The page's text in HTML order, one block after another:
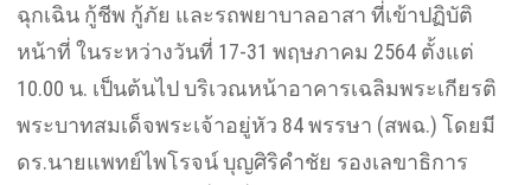
ฉุกเฉิน กู้ชีพ กู้ภัย และรถพยาบาลอาสา ที่เข้าปฏิบัติ
หน้าที่ ในระหว่างวันที่ 17-31 พฤษภาคม 2564 ตั้งแต่
10.00 น. เป็นต้นไป บริเวณหน้าอาคารเฉลิมพระเกียรติ
พระบาทสมเด็จพระเจ้าอยู่หัว 84 พรรษา (สพฉ.) โดยมี
ดร.นายแพทย์ไพโรจน์ บุญศิริคำชัย รองเลขาธิการ